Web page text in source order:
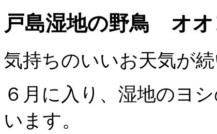
戸島湿地の野鳥 オ
気持ちのいいお天気が
６月に入り、湿地のヨ
います。